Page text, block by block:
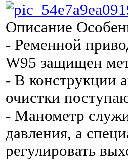
Описание
- Ременной
W95 защищен
- В конструкции
очистки
- Манометр
давления, а
регулировать